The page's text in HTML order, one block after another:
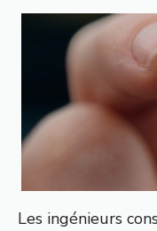
Les ingénieurs